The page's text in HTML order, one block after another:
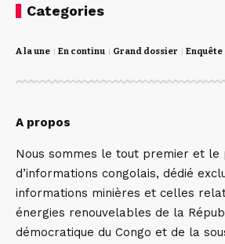
Categories
A la une En continu Grand dossier Enquête
A propos
Nous sommes le tout premier et le
d’informations congolais, dédié
informations minières et celles
énergies renouvelables de la
démocratique du Congo et de la